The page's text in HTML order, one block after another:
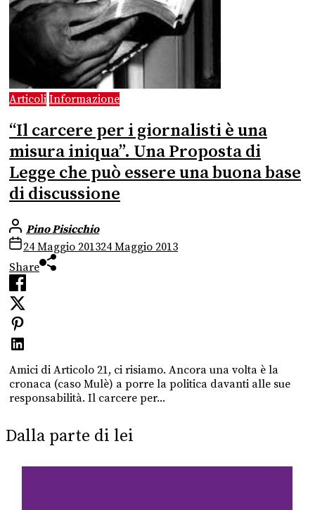
Articoli Informazione
“Il carcere per i giornalisti è una
misura iniqua”. Una Proposta di
Legge che può essere una buona base
di discussione
Pino Pisicchio
24 Maggio 201324 Maggio 2013
Share
Amici di Articolo 21, ci risiamo. Ancora una volta è la
cronaca (caso Mulè) a porre la politica davanti alle sue
responsabilità. Il carcere per...
Dalla parte di lei